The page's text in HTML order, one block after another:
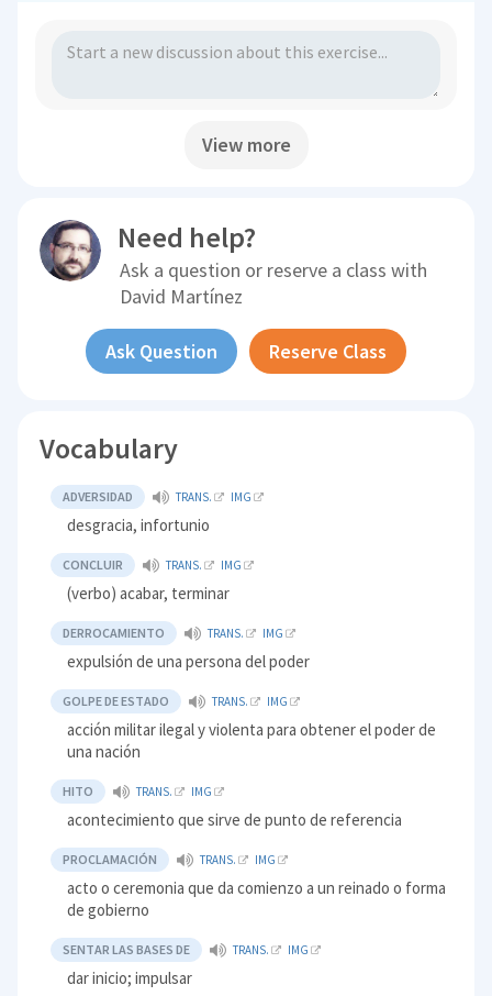
View more
Need help?
Ask a question or reserve a class with
David Martínez
Ask Question Reserve Class
Vocabulary
ADVERSIDAD TRANS. IMG
desgracia, infortunio
CONCLUIR TRANS. IMG
(verbo) acabar, terminar
DERROCAMIENTO TRANS. IMG
expulsión de una persona del poder
GOLPE DE ESTADO TRANS. IMG
acción militar ilegal y violenta para obtener el poder de
una nación
HITO TRANS. IMG
acontecimiento que sirve de punto de referencia
PROCLAMACIÓN TRANS. IMG
acto o ceremonia que da comienzo a un reinado o forma
de gobierno
SENTAR LAS BASES DE TRANS. IMG
dar inicio; impulsar